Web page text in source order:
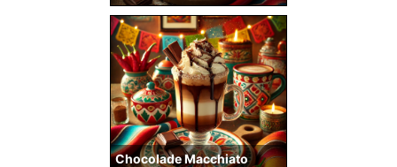
Chocolade Macchiato